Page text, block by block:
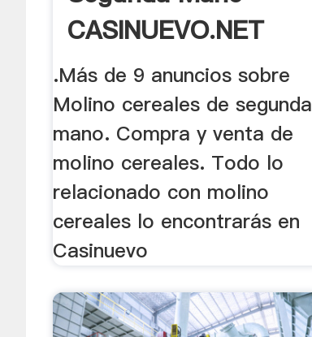
CASINUEVO.NET
.Más de 9 anuncios sobre
Molino cereales de segunda
mano. Compra y venta de
molino cereales. Todo lo
relacionado con molino
cereales lo encontrarás en
Casinuevo